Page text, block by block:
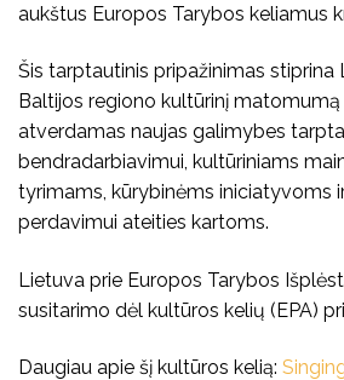
aukštus Europos Tarybos keliamus
Šis tarptautinis pripažinimas stiprina
Baltijos regiono kultūrinį matomumą
atverdamas naujas galimybes
bendradarbiavimui, kultūriniams
tyrimams, kūrybinėms iniciatyvoms
perdavimui ateities kartoms.
Lietuva prie Europos Tarybos
susitarimo dėl kultūros kelių (EPA)
Daugiau apie šį kultūros kelią: